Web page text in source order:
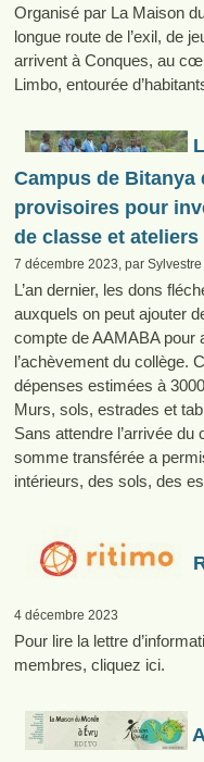
Organisé par La Maison
longue route de l’exil, de
arrivent à Conques, au
Limbo, entourée
Campus de
provisoires pour
de classe et ateliers
7 décembre 2023, par Sylvestre
L’an dernier, les dons
auxquels on peut ajouter
compte de AAMABA pour
l’achèvement du collège.
dépenses estimées à
Murs, sols, estrades et
Sans attendre l’arrivée
somme transférée a
intérieurs, des sols, des
4 décembre 2023
Pour lire la lettre
membres, cliquez ici.